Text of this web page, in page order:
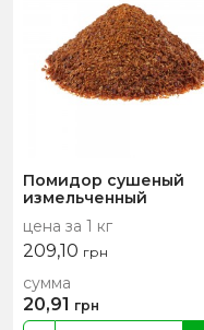
Помидор сушеный
измельченный
цена за 1 кг
209,10 грн
сумма
20,91 грн